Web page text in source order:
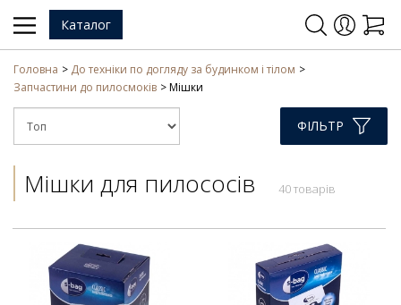
Каталог
Головна
До техніки по догляду за будинком і тілом
Запчастини до пилосмоків
Мішки
ФІЛЬТР
Мішки для пилососів 40 товарів